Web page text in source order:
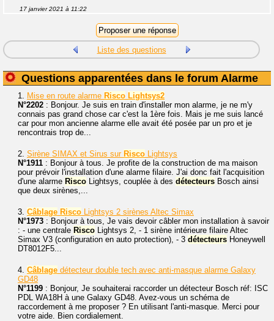
17 janvier 2021 à 11:22
Liste des questions
Questions apparentées dans le forum Alarme
1. Mise en route alarme Risco Lightsys2
N°2202 : Bonjour. Je suis en train d'installer mon alarme, je ne m'y
connais pas grand chose car c'est la 1ère fois. Mais je me suis lancé
car pour mon ancienne alarme elle avait été posée par un pro et je
rencontrais trop de...
2. Sirène SIMAX et Sirus sur Risco Lightsys
N°1911 : Bonjour à tous. Je profite de la construction de ma maison
pour prévoir l'installation d'une alarme filaire. J'ai donc fait l'acquisition
d'une alarme Risco Lightsys, couplée à des détecteurs Bosch ainsi
que deux sirènes,...
3. Câblage Risco Lightsys 2 sirènes Altec Simax
N°1973 : Bonjour à tous, Je vais devoir câbler mon installation à savoir
: - une centrale Risco Lightsys 2, - 1 sirène intérieure filaire Altec
Simax V3 (configuration en auto protection), - 3 détecteurs Honeywell
DT8012F5...
4. Câblage détecteur double tech avec anti-masque alarme Galaxy
GD48
N°1199 : Bonjour, Je souhaiterai raccorder un détecteur Bosch réf: ISC
PDL WA18H à une Galaxy GD48. Avez-vous un schéma de
raccordement à me proposer ? En utilisant l'anti-masque. Merci pour
votre aide. Bien cordialement.